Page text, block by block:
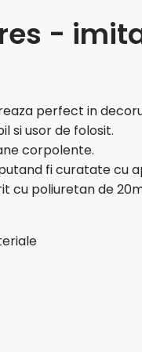
-
perfect in
si usor de folosit.
corpolente.
fi curatate cu
cu poliuretan de